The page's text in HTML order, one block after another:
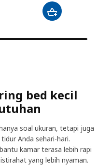
bed kecil
soal ukuran, tetapi juga
Anda sehari-hari.
kamar terasa lebih rapi
yang lebih nyaman.